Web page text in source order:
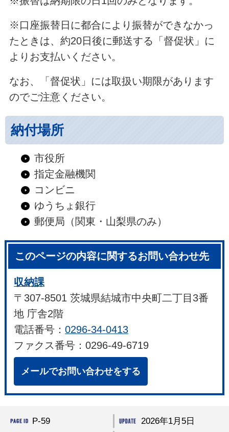
※口座振替日に都合により振替ができなかっ
たときは、約20日後に郵送する「督促状」に
よりお支払いください。
なお、「督促状」には取扱い期限があります
のでご注意ください。
納付場所
市役所
指定金融機関
コンビニ
ゆうちょ銀行
郵便局（関東・山梨県のみ）
このページの内容に関するお問い合わせ先
収納課
〒307-8501 茨城県結城市中央町二丁目3番
地 庁舎2階
電話番号：0296-34-0413
ファクス番号：0296-49-6719
メールでお問い合わせをする
P-59
2026年1月5日